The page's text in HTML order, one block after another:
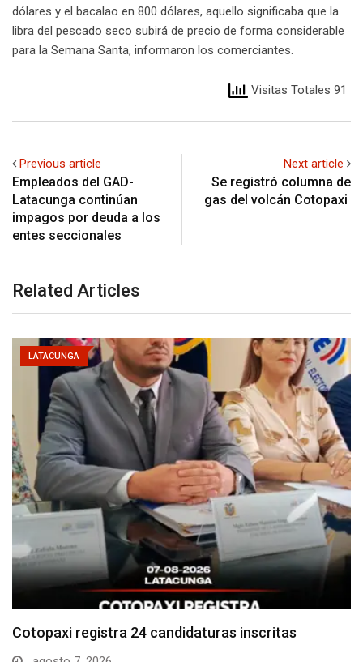
dólares y el bacalao en 800 dólares, aquello significaba que la
libra del pescado seco subirá de precio de forma considerable
para la Semana Santa, informaron los comerciantes.
Visitas Totales 91
Previous article
Empleados del GAD-
Latacunga continúan
impagos por deuda a los
entes seccionales
Next article
Se registró columna de
gas del volcán Cotopaxi
Related Articles
LATACUNGA
Parque Nacional Cotopaxi espera alta afluencia de
visitantes…